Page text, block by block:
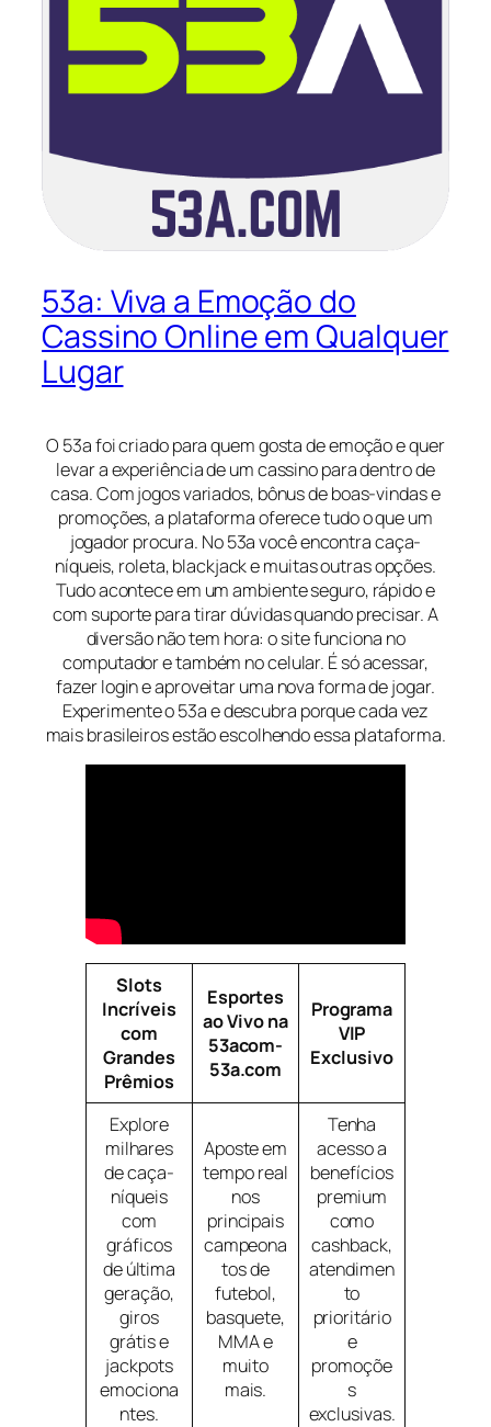
53a: Viva a Emoção do
Cassino Online em Qualquer
Lugar
O 53a foi criado para quem gosta de emoção e quer
levar a experiência de um cassino para dentro de
casa. Com jogos variados, bônus de boas-vindas e
promoções, a plataforma oferece tudo o que um
jogador procura. No 53a você encontra caça-
níqueis, roleta, blackjack e muitas outras opções.
Tudo acontece em um ambiente seguro, rápido e
com suporte para tirar dúvidas quando precisar. A
diversão não tem hora: o site funciona no
computador e também no celular. É só acessar,
fazer login e aproveitar uma nova forma de jogar.
Experimente o 53a e descubra porque cada vez
mais brasileiros estão escolhendo essa plataforma.
Slots
Incríveis
com
Grandes
Prêmios
Esportes
ao Vivo na
53acom-
53a.com
Programa
VIP
Exclusivo
Explore
milhares
de caça-
níqueis
com
gráficos
de última
geração,
giros
grátis e
jackpots
emociona
ntes.
Aposte em
tempo real
nos
principais
campeona
tos de
futebol,
basquete,
MMA e
muito
mais.
Tenha
acesso a
benefícios
premium
como
cashback,
atendimen
to
prioritário
e
promoçõe
s
exclusivas.